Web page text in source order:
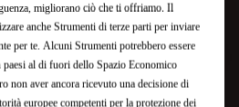
E DURATURO DEL
DEL CINTURINO IN PELLE
CRIOLLO.
migliorano ciò che ti offriamo. Il
anche Strumenti di terze parti per inviare
per te. Alcuni Strumenti potrebbero essere
paesi al di fuori dello Spazio Economico
non aver ancora ricevuto una decisione di
europee competenti per la protezione dei